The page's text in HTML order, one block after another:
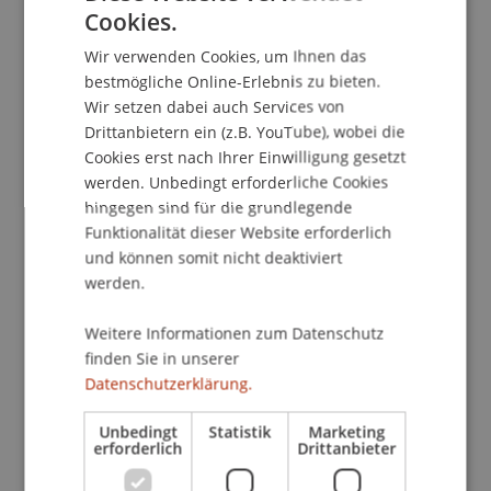
nunmehr zu der zweiten Liechtensteinischen IPR-
Konferenz einzuladen. Prominente Referenten
aus dem In- und Ausland sowie aus Praxis und
Wissenschaft werden das Liechtensteinische IPR
auf seine Praxistauglichkeit und seine
Vereinbarkeit mit anderen Kollisionsrechten hin
untersuchen.
Zunächst widmen sich Dr. Hammermann
(Liechtensteinisches Handelsregister), Prof.
Eckert (Universität Innsbruck) und Prof. Schurr
Vertrags- und Insolvenzrecht. Im Mittelpunkt
steht dabei die Tauglichkeit des IPRG für
für zahlreiche Rechtsträger, insbesondere
Gesellschaften, Stiftungen, Trusts und Anstalten.
Cookies.
Wir verwenden Cookies, um Ihnen das
bestmögliche Online-Erlebnis zu bieten.
Wir setzen dabei auch Services von
Drittanbietern ein (z.B. YouTube), wobei die
Cookies erst nach Ihrer Einwilligung gesetzt
werden. Unbedingt erforderliche Cookies
hingegen sind für die grundlegende
Funktionalität dieser Website erforderlich
und können somit nicht deaktiviert
werden.
Weitere Informationen zum Datenschutz
finden Sie in unserer
Datenschutzerklärung.
Unbedingt
erforderlich
Statistik Marketing
Drittanbieter